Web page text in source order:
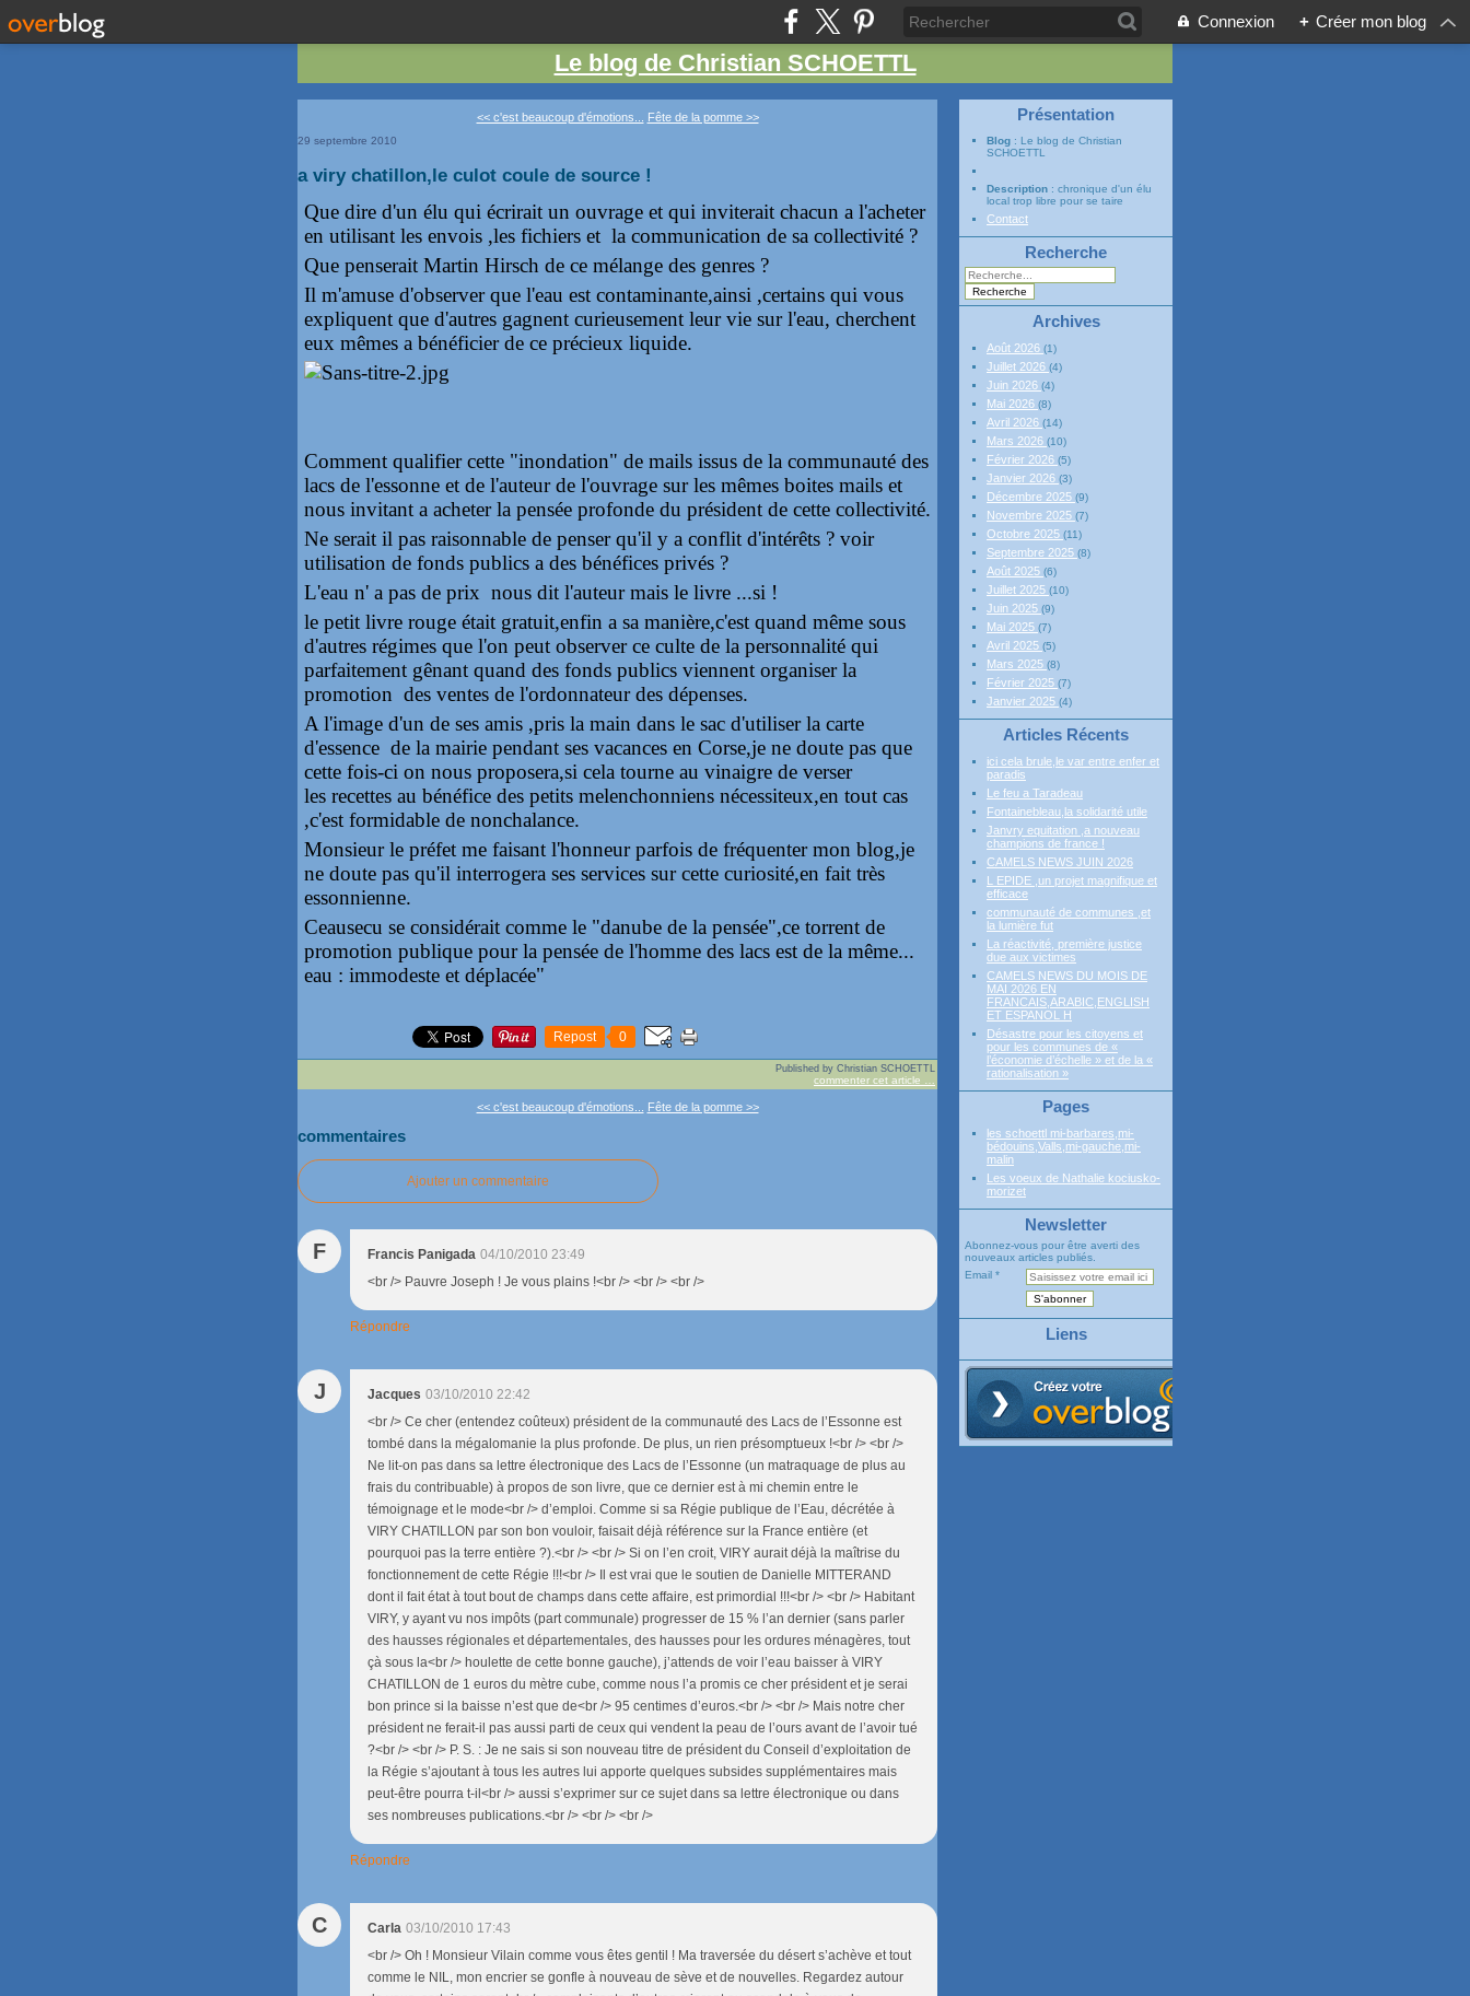
Connexion + Créer mon blog
Le blog de Christian SCHOETTL
<< c'est beaucoup d'émotions... Fête de la pomme >>
29 septembre 2010
a viry chatillon,le culot coule de source !
Que dire d'un élu qui écrirait un ouvrage et qui inviterait chacun a l'acheter
en utilisant les envois ,les fichiers et la communication de sa collectivité ?
Que penserait Martin Hirsch de ce mélange des genres ?
Il m'amuse d'observer que l'eau est contaminante,ainsi ,certains qui vous
expliquent que d'autres gagnent curieusement leur vie sur l'eau, cherchent
eux mêmes a bénéficier de ce précieux liquide.
Comment qualifier cette "inondation" de mails issus de la communauté des
lacs de l'essonne et de l'auteur de l'ouvrage sur les mêmes boites mails et
nous invitant a acheter la pensée profonde du président de cette collectivité.
Ne serait il pas raisonnable de penser qu'il y a conflit d'intérêts ? voir
utilisation de fonds publics a des bénéfices privés ?
L'eau n' a pas de prix nous dit l'auteur mais le livre ...si !
le petit livre rouge était gratuit,enfin a sa manière,c'est quand même sous
d'autres régimes que l'on peut observer ce culte de la personnalité qui
parfaitement gênant quand des fonds publics viennent organiser la
promotion des ventes de l'ordonnateur des dépenses.
A l'image d'un de ses amis ,pris la main dans le sac d'utiliser la carte
d'essence de la mairie pendant ses vacances en Corse,je ne doute pas que
cette fois-ci on nous proposera,si cela tourne au vinaigre de verser
les recettes au bénéfice des petits melenchonniens nécessiteux,en tout cas
,c'est formidable de nonchalance.
Monsieur le préfet me faisant l'honneur parfois de fréquenter mon blog,je
ne doute pas qu'il interrogera ses services sur cette curiosité,en fait très
essonnienne.
Ceausecu se considérait comme le "danube de la pensée",ce torrent de
promotion publique pour la pensée de l'homme des lacs est de la même...
eau : immodeste et déplacée"
Repost 0
Published by Christian SCHOETTL
commenter cet article
<< c'est beaucoup d'émotions... Fête de la pomme >>
commentaires
Ajouter un commentaire
F Francis Panigada 04/10/2010 23:49
<br /> Pauvre Joseph ! Je vous plains !<br /> <br /> <br />
Répondre
J Jacques 03/10/2010 22:42
<br /> Ce cher (entendez coûteux) président de la communauté des Lacs de l’Essonne est
tombé dans la mégalomanie la plus profonde. De plus, un rien présomptueux !<br /> <br />
Ne lit-on pas dans sa lettre électronique des Lacs de l’Essonne (un matraquage de plus au
frais du contribuable) à propos de son livre, que ce dernier est à mi chemin entre le
témoignage et le mode<br /> d’emploi. Comme si sa Régie publique de l’Eau, décrétée à
VIRY CHATILLON par son bon vouloir, faisait déjà référence sur la France entière (et
pourquoi pas la terre entière ?).<br /> <br /> Si on l’en croit, VIRY aurait déjà la maîtrise du
fonctionnement de cette Régie !!!<br /> Il est vrai que le soutien de Danielle MITTERAND
dont il fait état à tout bout de champs dans cette affaire, est primordial !!!<br /> <br /> Habitant
VIRY, y ayant vu nos impôts (part communale) progresser de 15 % l’an dernier (sans parler
des hausses régionales et départementales, des hausses pour les ordures ménagères, tout
çà sous la<br /> houlette de cette bonne gauche), j’attends de voir l’eau baisser à VIRY
CHATILLON de 1 euros du mètre cube, comme nous l’a promis ce cher président et je serai
bon prince si la baisse n’est que de<br /> 95 centimes d’euros.<br /> <br /> Mais notre cher
président ne ferait-il pas aussi parti de ceux qui vendent la peau de l’ours avant de l’avoir tué
?<br /> <br /> P. S. : Je ne sais si son nouveau titre de président du Conseil d’exploitation de
la Régie s’ajoutant à tous les autres lui apporte quelques subsides supplémentaires mais
peut-être pourra t-il<br /> aussi s’exprimer sur ce sujet dans sa lettre électronique ou dans
ses nombreuses publications.<br /> <br /> <br />
Répondre
C Carla 03/10/2010 17:43
<br /> Oh ! Monsieur Vilain comme vous êtes gentil ! Ma traversée du désert s’achève et tout
comme le NIL, mon encrier se gonfle à nouveau de sève et de nouvelles. Regardez autour
Présentation
Blog : Le blog de Christian
SCHOETTL
Description : chronique d'un élu
local trop libre pour se taire
Contact
Recherche
Archives
Août 2026 (1)
Juillet 2026 (4)
Juin 2026 (4)
Mai 2026 (8)
Avril 2026 (14)
Mars 2026 (10)
Février 2026 (5)
Janvier 2026 (3)
Décembre 2025 (9)
Novembre 2025 (7)
Octobre 2025 (11)
Septembre 2025 (8)
Août 2025 (6)
Juillet 2025 (10)
Juin 2025 (9)
Mai 2025 (7)
Avril 2025 (5)
Mars 2025 (8)
Février 2025 (7)
Janvier 2025 (4)
Articles Récents
ici cela brule,le var entre enfer et
paradis
Le feu a Taradeau
Fontainebleau,la solidarité utile
Janvry equitation ,a nouveau
champions de france !
CAMELS NEWS JUIN 2026
L EPIDE ,un projet magnifique et
efficace
communauté de communes ,et
la lumière fut
La réactivité, première justice
due aux victimes
CAMELS NEWS DU MOIS DE
MAI 2026 EN
FRANCAIS,ARABIC,ENGLISH
ET ESPANOL H
Désastre pour les citoyens et
pour les communes de «
l’économie d’échelle » et de la «
rationalisation »
Pages
les schoettl mi-barbares,mi-
bédouins,Valls,mi-gauche,mi-
malin
Les voeux de Nathalie kociusko-
morizet
Newsletter
Abonnez-vous pour être averti des
nouveaux articles publiés.
Email
Liens